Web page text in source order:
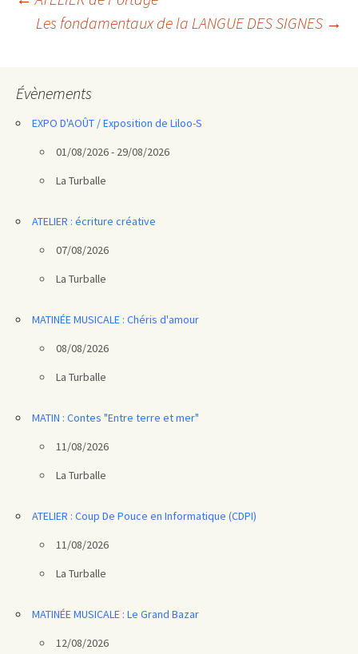
des
Les fondamentaux de la LANGUE DES SIGNES →
Évènements
EXPO D'AOÛT / Exposition de Liloo-S
01/08/2026 - 29/08/2026
La Turballe
ATELIER : écriture créative
07/08/2026
La Turballe
MATINÉE MUSICALE : Chéris d'amour
08/08/2026
La Turballe
MATIN : Contes "Entre terre et mer"
11/08/2026
La Turballe
ATELIER : Coup De Pouce en Informatique (CDPI)
11/08/2026
La Turballe
MATINÉE MUSICALE : Le Grand Bazar
12/08/2026